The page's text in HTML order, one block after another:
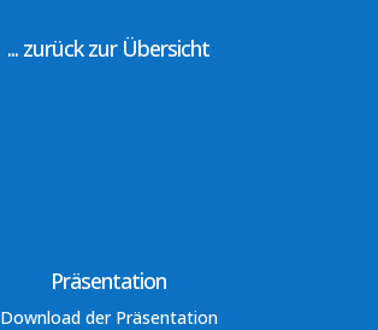
... zurück zur Übersicht
Präsentation
Download der Präsentation